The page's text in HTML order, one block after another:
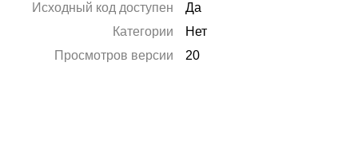
Исходный код доступен
Да
Категории
Нет
Просмотров версии
20